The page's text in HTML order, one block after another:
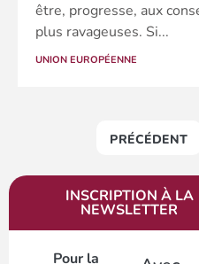
être, progresse, aux
plus ravageuses. Si...
UNION EUROPÉENNE
PRÉCÉDENT
INSCRIPTION À LA
NEWSLETTER
Pour la